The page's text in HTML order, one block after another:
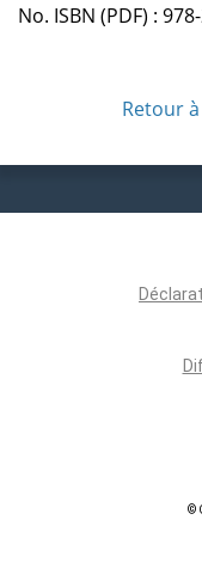
No. ISBN (PDF) :
Retour
©